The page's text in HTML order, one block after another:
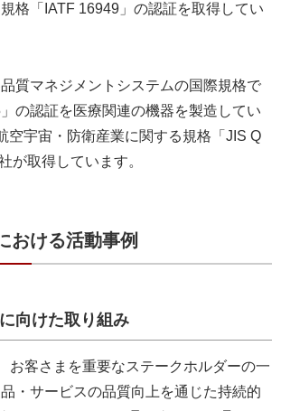
格「IATF 16949」の認証を取得してい
質マネジメントシステムの国際規格で
の認証を医療関連の機器を製造してい
空宇宙・防衛産業に関する規格「JIS Q
が取得しています。
おける活動事例
向けた取り組み
お客さまを重要なステークホルダーの一
・サービスの品質向上を通じた持続的